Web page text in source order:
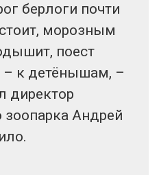
берлоги почти
морозным
поест
– к детёнышам, –
директор
зоопарка Андрей